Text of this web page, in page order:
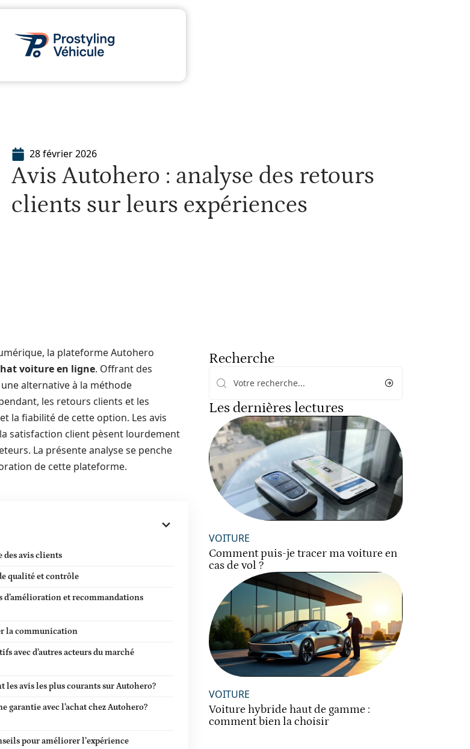
28 février 2026
Avis Autohero : analyse des retours
clients sur leurs expériences
la plateforme Autohero
voiture en ligne. Offrant des
alternative à la méthode
les retours clients et les
la fiabilité de cette option. Les avis
satisfaction client pèsent lourdement
La présente analyse se penche
de cette plateforme.
des avis clients
qualité et contrôle
d’amélioration et recommandations
la communication
avec d’autres acteurs du marché
les avis les plus courants sur Autohero?
garantie avec l’achat chez Autohero?
pour améliorer l’expérience
Recherche
Les dernières lectures
VOITURE
Comment puis-je tracer ma voiture en
cas de vol ?
VOITURE
Voiture hybride haut de gamme :
comment bien la choisir